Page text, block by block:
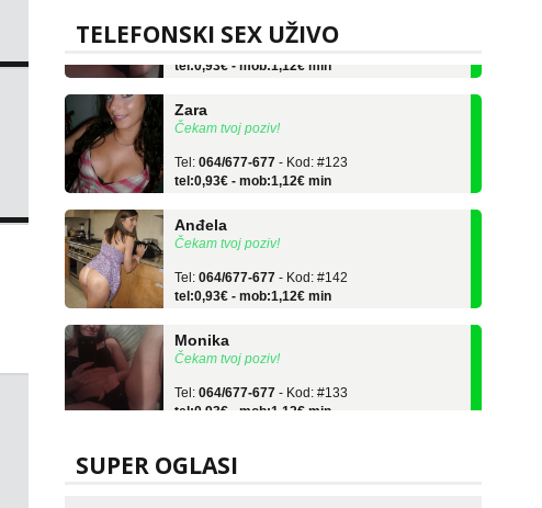
TELEFONSKI SEX UŽIVO
Tel:064/677-677 - Kod: #133
tel:0,93€ - mob:1,12€ min
Čekam tvoj poziv!
tel:0,93€ - mob:1,12€ min
Čekam tvoj poziv!
tel:0,93€ - mob:1,12€ min
Čekam tvoj poziv!
tel:0,93€ - mob:1,12€ min
SUPER OGLASI